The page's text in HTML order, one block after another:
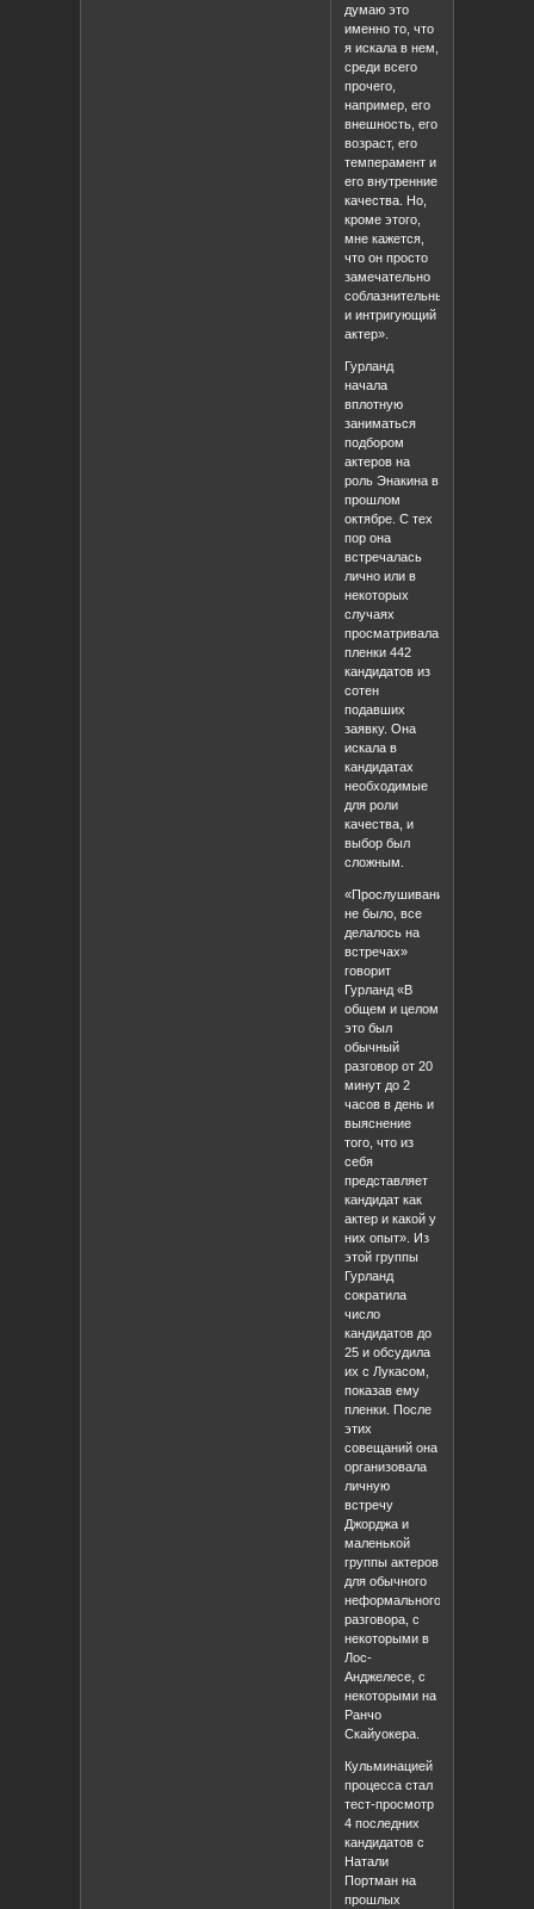
думаю это
именно то, что
я искала в нем,
среди всего
прочего,
например, его
внешность, его
возраст, его
темперамент и
его внутренние
качества. Но,
кроме этого,
мне кажется,
что он просто
замечательно
соблазнительный
и интригующий
актер».
Гурланд
начала
вплотную
заниматься
подбором
актеров на
роль Энакина в
прошлом
октябре. С тех
пор она
встречалась
лично или в
некоторых
случаях
просматривала
пленки 442
кандидатов из
сотен
подавших
заявку. Она
искала в
кандидатах
необходимые
для роли
качества, и
выбор был
сложным.
«Прослушиваний
не было, все
делалось на
встречах»
говорит
Гурланд «В
общем и целом
это был
обычный
разговор от 20
минут до 2
часов в день и
выяснение
того, что из
себя
представляет
кандидат как
актер и какой у
них опыт». Из
этой группы
Гурланд
сократила
число
кандидатов до
25 и обсудила
их с Лукасом,
показав ему
пленки. После
этих
совещаний она
организовала
личную
встречу
Джорджа и
маленькой
группы актеров
для обычного
неформального
разговора, с
некоторыми в
Лос-
Анджелесе, с
некоторыми на
Ранчо
Скайуокера.
Кульминацией
процесса стал
тест-просмотр
4 последних
кандидатов с
Натали
Портман на
прошлых